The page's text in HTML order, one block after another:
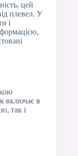
цей
плевел. У
і
включає в
так і